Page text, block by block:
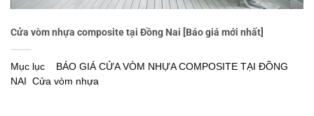
Cửa vòm nhựa composite tại Đồng Nai [Báo giá mới nhất]
Mục lục BÁO GIÁ CỬA VÒM NHỰA COMPOSITE TẠI ĐỒNG
NAI Cửa vòm nhựa